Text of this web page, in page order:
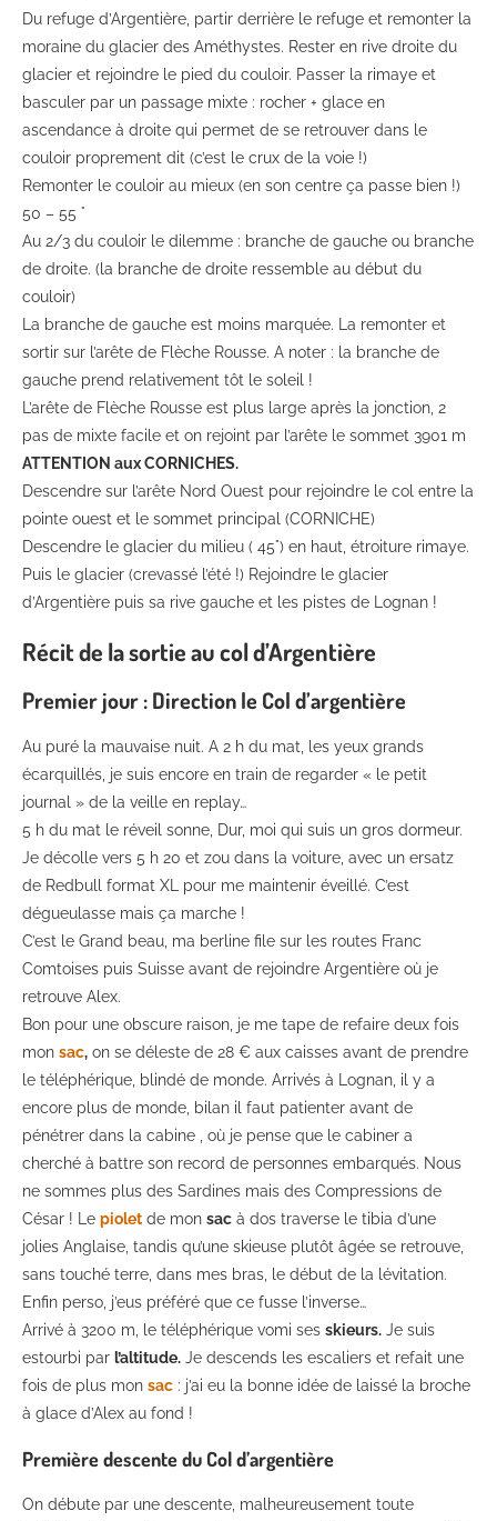
Du refuge d’Argentière, partir derrière le refuge et remonter la
moraine du glacier des Améthystes. Rester en rive droite du
glacier et rejoindre le pied du couloir. Passer la rimaye et
basculer par un passage mixte : rocher + glace en
ascendance à droite qui permet de se retrouver dans le
couloir proprement dit (c’est le crux de la voie !)
Remonter le couloir au mieux (en son centre ça passe bien !)
50 – 55 °
Au 2/3 du couloir le dilemme : branche de gauche ou branche
de droite. (la branche de droite ressemble au début du
couloir)
La branche de gauche est moins marquée. La remonter et
sortir sur l’arête de Flèche Rousse. A noter : la branche de
gauche prend relativement tôt le soleil !
L’arête de Flèche Rousse est plus large après la jonction, 2
pas de mixte facile et on rejoint par l’arête le sommet 3901 m
ATTENTION aux CORNICHES.
Descendre sur l’arête Nord Ouest pour rejoindre le col entre la
pointe ouest et le sommet principal (CORNICHE)
Descendre le glacier du milieu ( 45°) en haut, étroiture rimaye.
Puis le glacier (crevassé l’été !) Rejoindre le glacier
d’Argentière puis sa rive gauche et les pistes de Lognan !
Récit de la sortie au col d’Argentière
Premier jour : Direction le Col d’argentière
Au puré la mauvaise nuit. A 2 h du mat, les yeux grands
écarquillés, je suis encore en train de regarder « le petit
journal » de la veille en replay…
5 h du mat le réveil sonne, Dur, moi qui suis un gros dormeur.
Je décolle vers 5 h 20 et zou dans la voiture, avec un ersatz
de Redbull format XL pour me maintenir éveillé. C’est
dégueulasse mais ça marche !
C’est le Grand beau, ma berline file sur les routes Franc
Comtoises puis Suisse avant de rejoindre Argentière où je
retrouve Alex.
Bon pour une obscure raison, je me tape de refaire deux fois
mon sac, on se déleste de 28 € aux caisses avant de prendre
le téléphérique, blindé de monde. Arrivés à Lognan, il y a
encore plus de monde, bilan il faut patienter avant de
pénétrer dans la cabine , où je pense que le cabiner a
cherché à battre son record de personnes embarqués. Nous
ne sommes plus des Sardines mais des Compressions de
César ! Le piolet de mon sac à dos traverse le tibia d’une
jolies Anglaise, tandis qu’une skieuse plutôt âgée se retrouve,
sans touché terre, dans mes bras, le début de la lévitation.
Enfin perso, j’eus préféré que ce fusse l’inverse…
Arrivé à 3200 m, le téléphérique vomi ses skieurs. Je suis
estourbi par l’altitude. Je descends les escaliers et refait une
fois de plus mon sac : j’ai eu la bonne idée de laissé la broche
à glace d’Alex au fond !
Première descente du Col d’argentière
On débute par une descente, malheureusement toute